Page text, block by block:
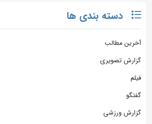
دسته بندی ها
آخرین مطالب
گزارش تصویری
فیلم
گفتگو
گزارش ورزشی